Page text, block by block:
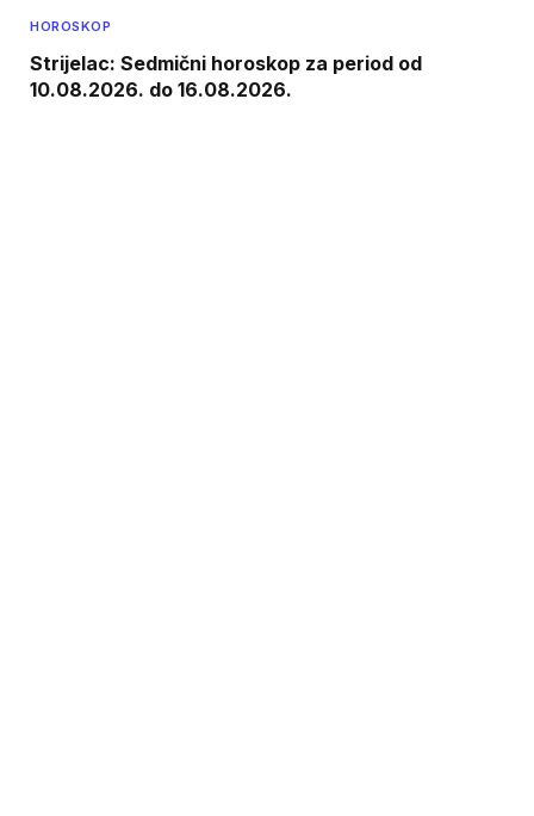
HOROSKOP
Strijelac: Sedmični horoskop za period od
10.08.2026. do 16.08.2026.